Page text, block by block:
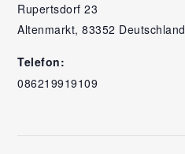
Rupertsdorf 23
Altenmarkt, 83352 Deutschland
Telefon:
086219919109